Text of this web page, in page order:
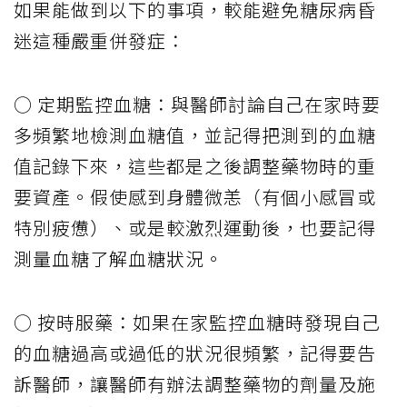
如果能做到以下的事項，較能避免糖尿病昏
迷這種嚴重併發症：
○ 定期監控血糖：與醫師討論自己在家時要
多頻繁地檢測血糖值，並記得把測到的血糖
值記錄下來，這些都是之後調整藥物時的重
要資產。假使感到身體微恙（有個小感冒或
特別疲憊）、或是較激烈運動後，也要記得
測量血糖了解血糖狀況。
○ 按時服藥：如果在家監控血糖時發現自己
的血糖過高或過低的狀況很頻繁，記得要告
訴醫師，讓醫師有辦法調整藥物的劑量及施